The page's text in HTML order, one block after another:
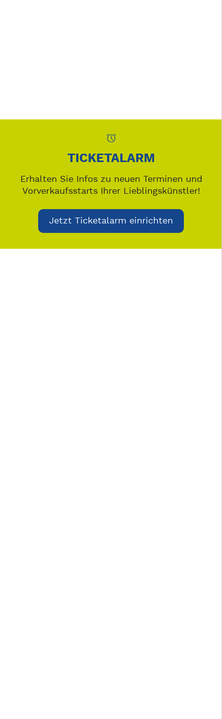
TICKETALARM
Erhalten Sie Infos zu neuen Terminen und
Vorverkaufsstarts Ihrer Lieblingskünstler!
Jetzt Ticketalarm einrichten